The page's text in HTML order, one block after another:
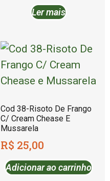
Ler mais
Cod 38-Risoto De Frango
C/ Cream Chease E
Mussarela
R$ 25,00
Adicionar ao carrinho